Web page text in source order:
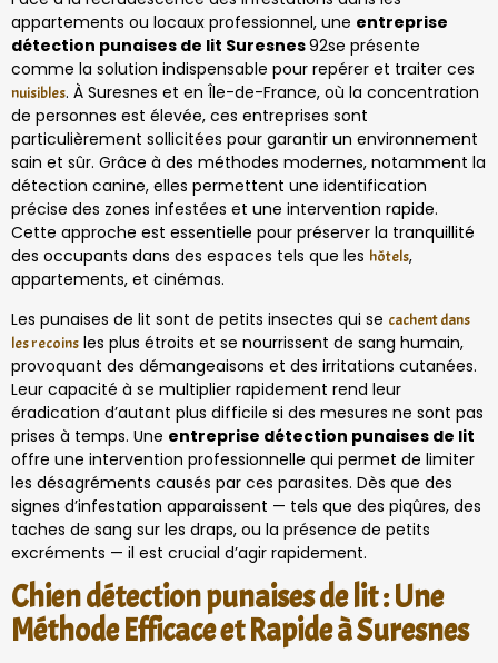
appartements ou locaux professionnel, une entreprise
détection punaises de lit Suresnes92se présente
comme la solution indispensable pour repérer et traiter ces
nuisibles. À Suresnes et en Île-de-France, où la concentration
de personnes est élevée, ces entreprises sont
particulièrement sollicitées pour garantir un environnement
sain et sûr. Grâce à des méthodes modernes, notamment la
détection canine, elles permettent une identification
précise des zones infestées et une intervention rapide.
Cette approche est essentielle pour préserver la tranquillité
des occupants dans des espaces tels que les hôtels,
appartements, et cinémas.
Les punaises de lit sont de petits insectes qui se cachent dans
les recoins les plus étroits et se nourrissent de sang humain,
provoquant des démangeaisons et des irritations cutanées.
Leur capacité à se multiplier rapidement rend leur
éradication d’autant plus difficile si des mesures ne sont pas
prises à temps. Une entreprise détection punaises de lit
offre une intervention professionnelle qui permet de limiter
les désagréments causés par ces parasites. Dès que des
signes d’infestation apparaissent — tels que des piqûres, des
taches de sang sur les draps, ou la présence de petits
excréments — il est crucial d’agir rapidement.
Chien détection punaises de lit : Une
Méthode Efficace et Rapide à Suresnes